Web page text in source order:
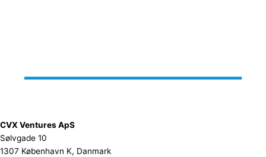
CVX Ventures ApS
Sølvgade 10
1307 København K, Danmark